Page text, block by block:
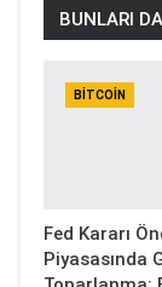
BUNLARI
BITCOIN
Fed Kararı
Piyasasında